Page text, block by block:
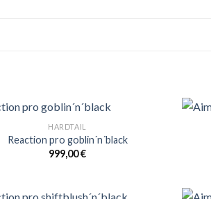
HARDTAIL
Reaction pro goblin´n´black
999,00€